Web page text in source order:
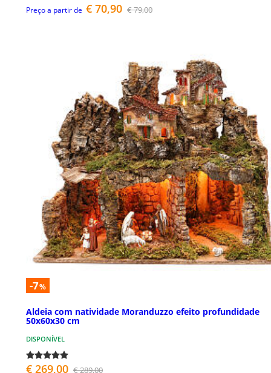
Preço a partir de € 70,90 € 79,00
-7%
Aldeia com natividade Moranduzzo efeito profundidade
50x60x30 cm
DISPONÍVEL
€ 269,00 € 289,00